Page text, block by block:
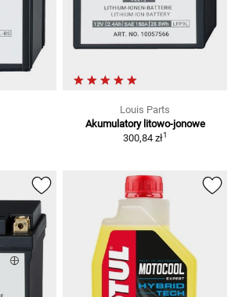
Louis Parts
Akumulatory litowo-jonowe
300,84 zł1